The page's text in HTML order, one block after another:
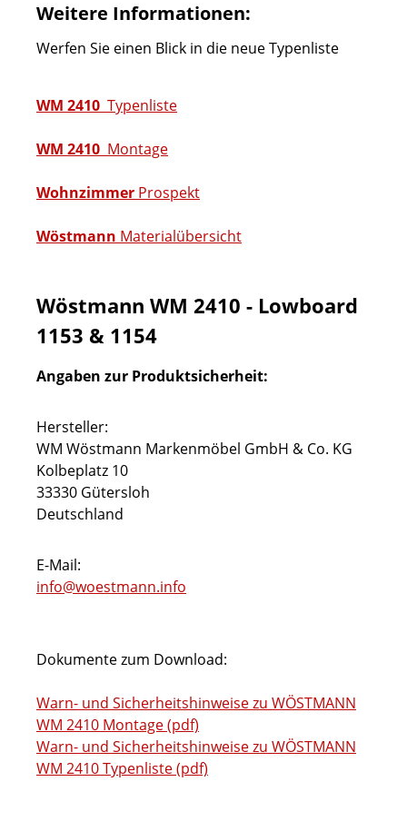
Weitere Informationen:
Werfen Sie einen Blick in die neue Typenliste
WM 2410 Typenliste
WM 2410 Montage
Wohnzimmer Prospekt
Wöstmann Materialübersicht
Wöstmann WM 2410 - Lowboard
1153 & 1154
Angaben zur Produktsicherheit:
Hersteller:
WM Wöstmann Markenmöbel GmbH & Co. KG
Kolbeplatz 10
33330 Gütersloh
Deutschland
E-Mail:
info@woestmann.info
Dokumente zum Download:
Warn- und Sicherheitshinweise zu WÖSTMANN
WM 2410 Montage (pdf)
Warn- und Sicherheitshinweise zu WÖSTMANN
WM 2410 Typenliste (pdf)